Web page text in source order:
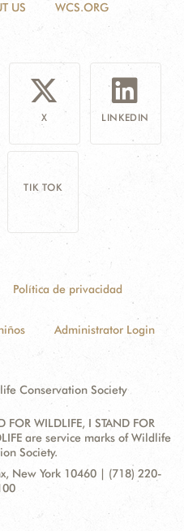
US WCS.ORG
X LINKEDIN
TIK TOK
Política de privacidad
Administrator Login
Conservation Society
FOR WILDLIFE, I STAND FOR
are service marks of Wildlife
Society.
New York 10460 | (718) 220-